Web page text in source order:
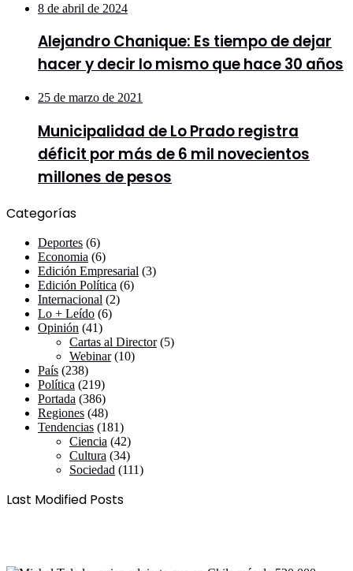
8 de abril de 2024
Alejandro Chanique: Es tiempo de dejar
hacer y decir lo mismo que hace 30 años
25 de marzo de 2021
Municipalidad de Lo Prado registra
déficit por más de 6 mil novecientos
millones de pesos
Categorías
Deportes (6)
Economia (6)
Edición Empresarial (3)
Edición Política (6)
Internacional (2)
Lo + Leído (6)
Opinión (41)
Cartas al Director(5)
Webinar(10)
País (238)
Política (219)
Portada (386)
Regiones (48)
Tendencias (181)
Ciencia (42)
Cultura (34)
Sociedad (111)
Last Modified Posts